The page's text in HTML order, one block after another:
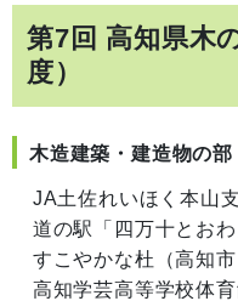
第7回 高知県木
度）
木造建築・建造物の部
JA土佐れいほく本山支
道の駅「四万十とおわ
すこやかな杜（高知市
高知学芸高等学校体育